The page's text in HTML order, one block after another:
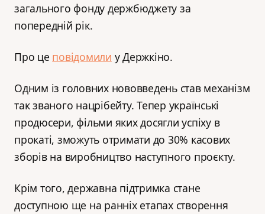
загального фонду держбюджету за
попередній рік.
Про це повідомили у Держкіно.
Одним із головних нововведень став механізм
так званого нацрібейту. Тепер українські
продюсери, фільми яких досягли успіху в
прокаті, зможуть отримати до 30% касових
зборів на виробництво наступного проєкту.
Крім того, державна підтримка стане
доступною ще на ранніх етапах створення